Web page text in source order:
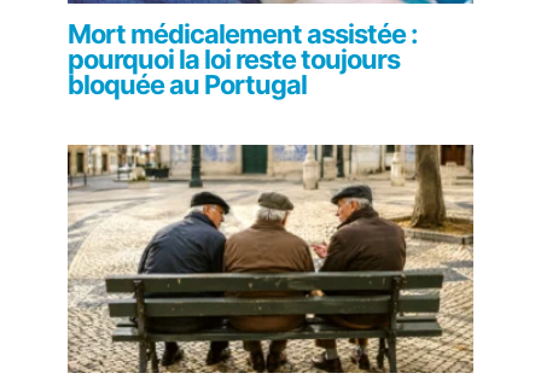
Mort médicalement assistée :
pourquoi la loi reste toujours
bloquée au Portugal